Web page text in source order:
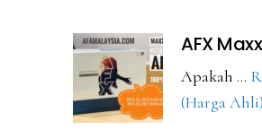
AFX
Apakah …
(Harga Ahli)